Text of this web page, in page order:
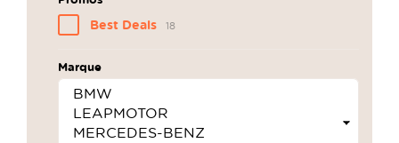
Best Deals 18
Marque